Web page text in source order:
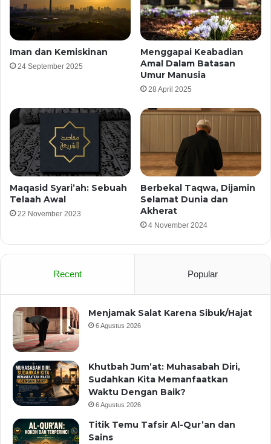
Iman dan Kemiskinan
24 September 2025
Menggapai Keabadian
Amal Dalam Batasan
Umur Manusia
28 April 2025
Maqasid Syari’ah: Sebuah
Telaah Awal
22 November 2023
Berbekal Taqwa, Dijamin
Selamat Dunia dan
Akherat
4 November 2024
Recent Popular
Menjamak Salat Karena Sibuk/Hajat
6 Agustus 2026
Khutbah Jum’at: Muhasabah Diri,
Sudahkan Kita Memanfaatkan
Waktu Dengan Baik?
6 Agustus 2026
Titik Temu Tafsir Al-Qur’an dan
Sains